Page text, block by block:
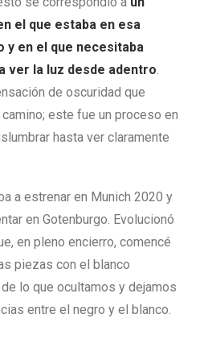
el que estaba en esa
y en el que necesitaba
ver la luz desde adentro.
de oscuridad que
este fue un proceso en
hasta ver claramente
a estrenar en Munich 2020 y
en Gotenburgo. Evolucionó
en pleno encierro, comencé
piezas con el blanco
lo que ocultamos y dejamos
entre el negro y el blanco.